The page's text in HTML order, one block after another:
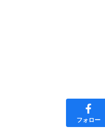
フォロー